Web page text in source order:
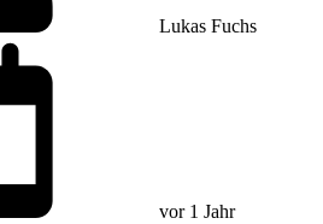
Lukas Fuchs
vor 1 Jahr